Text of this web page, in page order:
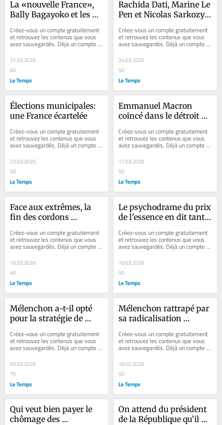
La «nouvelle France»,
Bally Bagayoko et les
Créez-vous un compte gratuitement
et retrouvez les contenus que vous
avez sauvegardés. Déjà un compte ?
Se connecter Faites plaisir à vos...
31.03.2026
60
Le Temps
Rachida Dati, Marine Le
Pen et Nicolas Sarkozy
d’une époque?
Créez-vous un compte gratuitement
et retrouvez les contenus que vous
avez sauvegardés. Déjà un compte ?
Se connecter Faites plaisir à vos...
24.03.2026
50
Le Temps
Élections municipales:
une France écartelée
Créez-vous un compte gratuitement
et retrouvez les contenus que vous
avez sauvegardés. Déjà un compte ?
Se connecter Les analyses n’auront
pas...
23.03.2026
50
Le Temps
Emmanuel Macron
coincé dans le détroit
Trump
Créez-vous un compte gratuitement
et retrouvez les contenus que vous
avez sauvegardés. Déjà un compte ?
Se connecter Faites plaisir à vos...
17.03.2026
50
Le Temps
Face aux extrêmes, la
fin des cordons
macroniste) en France
Créez-vous un compte gratuitement
et retrouvez les contenus que vous
avez sauvegardés. Déjà un compte ?
Se connecter Ces élections
municipales...
16.03.2026
40
Le Temps
Le psychodrame du prix
de l’essence en dit tant
Créez-vous un compte gratuitement
et retrouvez les contenus que vous
avez sauvegardés. Déjà un compte ?
Se connecter Faites plaisir à vos...
10.03.2026
50
Le Temps
Mélenchon a-t-il opté
pour la stratégie de
pire?
Créez-vous un compte gratuitement
et retrouvez les contenus que vous
avez sauvegardés. Déjà un compte ?
Se connecter Faites plaisir à vos...
03.03.2026
70
Le Temps
Mélenchon rattrapé par
sa radicalisation
Créez-vous un compte gratuitement
et retrouvez les contenus que vous
avez sauvegardés. Déjà un compte ?
Se connecter Le meurtre du militant...
18.02.2026
50
Le Temps
Qui veut bien payer le
chômage des
On attend du président
de la République qu’il